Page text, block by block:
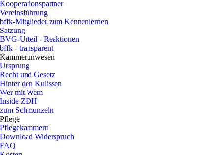
Kooperationspartner
Vereinsführung
bffk-Mitglieder zum Kennenlernen
Satzung
BVG-Urteil - Reaktionen
bffk - transparent
Kammerunwesen
Ursprung
Recht und Gesetz
Hinter den Kulissen
Wer mit Wem
Inside ZDH
zum Schmunzeln
Pflege
Pflegekammern
Download Widerspruch
FAQ